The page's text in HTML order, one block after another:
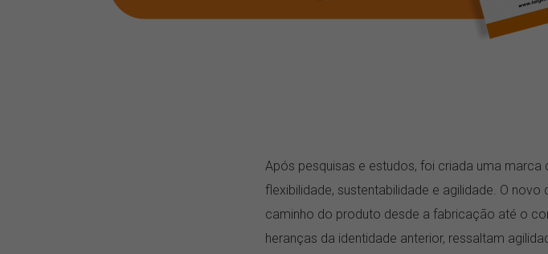
Após pesquisas e estudos, foi criada uma
flexibilidade, sustentabilidade e agilidade. O novo
caminho do produto desde a fabricação até o
heranças da identidade anterior, ressaltam